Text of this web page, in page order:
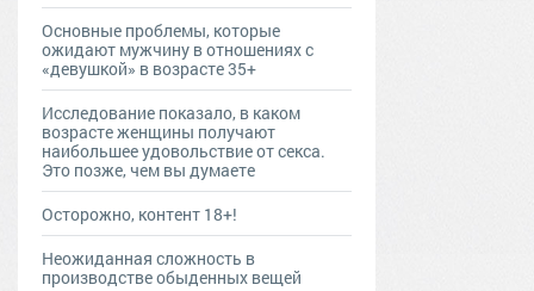
Основные проблемы, которые
ожидают мужчину в отношениях с
«девушкой» в возрасте 35+
Исследование показало, в каком
возрасте женщины получают
наибольшее удовольствие от секса.
Это позже, чем вы думаете
Осторожно, контент 18+!
Неожиданная сложность в
производстве обыденных вещей